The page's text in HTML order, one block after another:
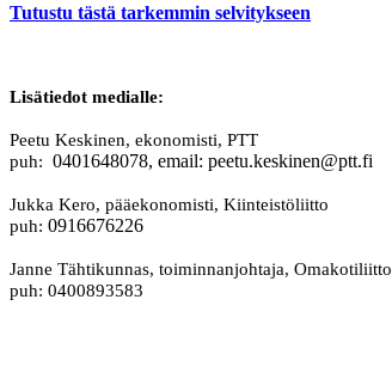
Tutustu tästä tarkemmin selvitykseen
Lisätiedot medialle:
Peetu Keskinen, ekonomisti, PTT
puh: 0401648078, email: peetu.keskinen@ptt.fi
Jukka Kero, pääekonomisti, Kiinteistöliitto
puh: 0916676226
Janne Tähtikunnas, toiminnanjohtaja, Omakotiliitto
puh: 0400893583